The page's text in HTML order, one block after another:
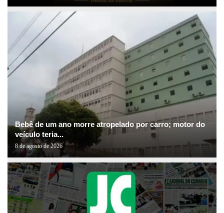
Bebê de um ano morre atropelado por carro; motor do
veículo teria...
8 de agosto de 2026